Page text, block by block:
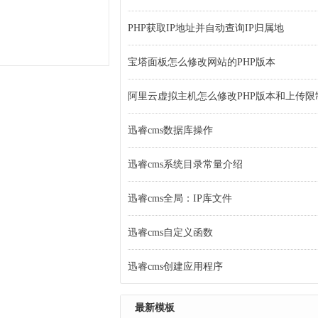
PHP获取IP地址并自动查询IP归属地
宝塔面板怎么修改网站的PHP版本
阿里云虚拟主机怎么修改PHP版本和上传限
迅睿cms数据库操作
迅睿cms系统目录常量介绍
迅睿cms全局：IP库文件
迅睿cms自定义函数
迅睿cms创建应用程序
最新模板